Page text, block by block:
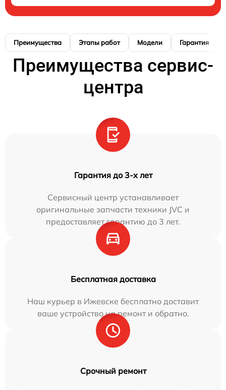
Преимущества Этапы работ Модели Гарантия
Преимущества сервис-
центра
Гарантия до 3-х лет
Сервисный центр устанавливает
оригинальные запчасти техники JVC и
предоставляет гарантию до 3 лет.
Бесплатная доставка
Наш курьер в Ижевске бесплатно доставит
ваше устройство на ремонт и обратно.
Срочный ремонт